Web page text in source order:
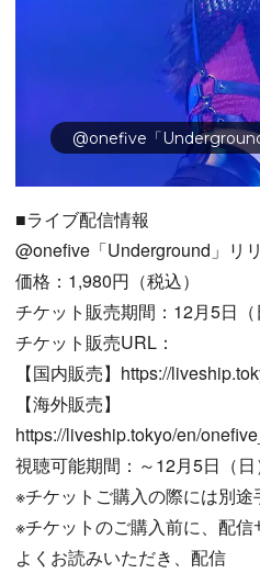
@onefive「
■ライブ配信情報
@onefive「Underground」リ
価格：1,980円（税込）
チケット販売期間：12月5日
チケット販売URL：
【国内販売】https://
【海外販売】
https://liveship.tokyo/en/
視聴可能期間：～12月5日（
※チケットご購入の際には別途
※チケットのご購入前に、配
よくお読みいただき、配信